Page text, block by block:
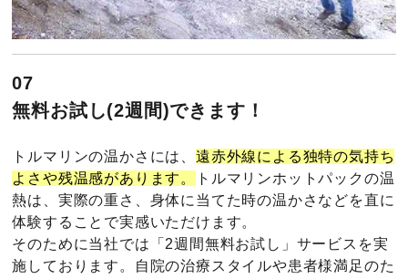
07
無料お試し(2週間)できます！
トルマリンの温かさには、遠赤外線による独特の気持ち
よさや残温感があります。
トルマリンホットパックの温
熱は、実際の重さ、身体に当てた時の温かさなどを直に
体験することで実感いただけます。
そのために当社では「2週間無料お試し」サービスを実
施しております。自院の治療スタイルや患者様満足のた